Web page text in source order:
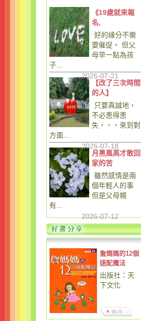
《19歲就來報
名,
好的緣分不需
要催促。 但父
母早一點為孩
子...
2026-07-21
【改了三次時間
的人】
只要真誠地，
不必患得患
失，，，來到對
方面...
2026-07-18
月黑風高才敢回
家的苦
雖然感情是兩
個年輕人的事
但是父母親
有...
2026-07-12
詹媽媽的12個
速配魔法
出版社：天
下文化